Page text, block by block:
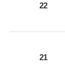
22
21